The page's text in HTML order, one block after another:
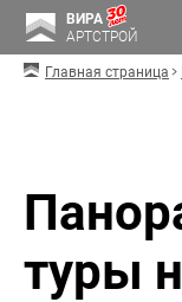
ВИРА
АРТСТРОЙ
Главная страница
туры